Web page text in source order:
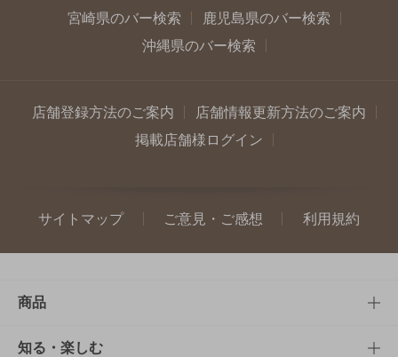
宮崎県のバー検索
鹿児島県のバー検索
沖縄県のバー検索
店舗登録方法のご案内
店舗情報更新方法のご案内
掲載店舗様ログイン
サイトマップ ご意見・ご感想 利用規約
商品
商品TOP
知る・楽しむ